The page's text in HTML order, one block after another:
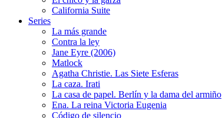
California Suite
Series
La más grande
Contra la ley
Jane Eyre (2006)
Matlock
Agatha Christie. Las Siete Esferas
La caza. Irati
La casa de papel. Berlín y la dama del armiño
Ena. La reina Victoria Eugenia
Código de silencio